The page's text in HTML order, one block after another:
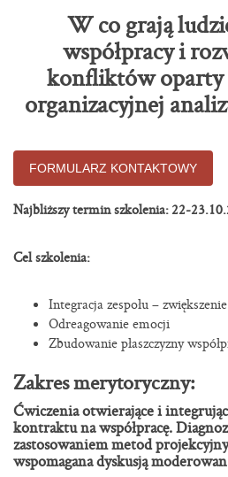
W co grają
współpracy i
konfliktów oparty
organizacyjnej
FORMULARZ KONTAKTOWY
Najbliższy termin szkolenia:22-
Cel szkolenia:
Integracja zespołu –
Odreagowanie emocji
Zbudowanie płaszczyzny
Zakres merytoryczny:
Ćwiczenia otwierające i
kontraktu na współpracę.
zastosowaniem metod
wspomagana dyskusją